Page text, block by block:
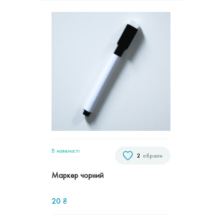
обрали
2
В наявностi
Маркер чорний
20 ₴